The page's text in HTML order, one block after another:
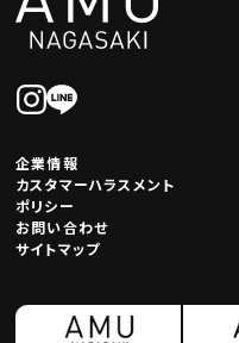
企業情報
カスタマーハラスメント
ポリシー
お問い合わせ
サイトマップ